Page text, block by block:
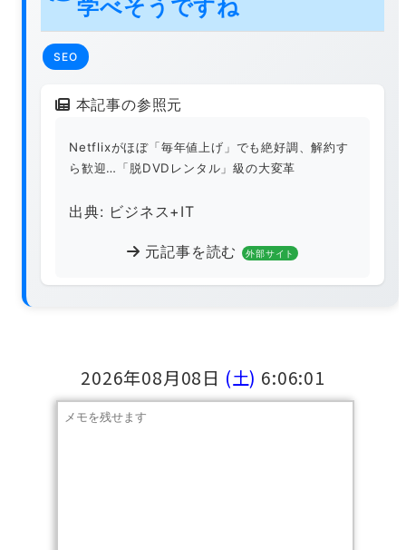
学べそうですね
SEO
本記事の参照元
Netflixがほぼ「毎年値上げ」でも絶好調、解約す
ら歓迎…「脱DVDレンタル」級の大変革
出典: ビジネス+IT
元記事を読む 外部サイト
2026年08月08日 (土) 6:06:01